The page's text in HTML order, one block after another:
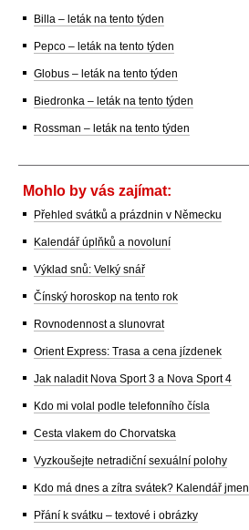
Billa – leták na tento týden
Pepco – leták na tento týden
Globus – leták na tento týden
Biedronka – leták na tento týden
Rossman – leták na tento týden
Mohlo by vás zajímat:
Přehled svátků a prázdnin v Německu
Kalendář úplňků a novoluní
Výklad snů: Velký snář
Čínský horoskop na tento rok
Rovnodennost a slunovrat
Orient Express: Trasa a cena jízdenek
Jak naladit Nova Sport 3 a Nova Sport 4
Kdo mi volal podle telefonního čísla
Cesta vlakem do Chorvatska
Vyzkoušejte netradiční sexuální polohy
Kdo má dnes a zítra svátek? Kalendář jmen
Přání k svátku – textové i obrázky